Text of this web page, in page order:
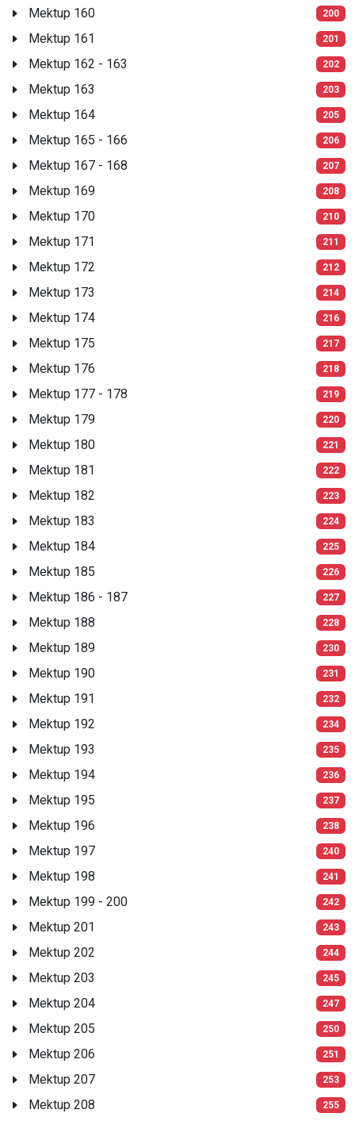
Mektup 160 200
Mektup 161 201
Mektup 162 - 163 202
Mektup 163 203
Mektup 164 205
Mektup 165 - 166 206
Mektup 167 - 168 207
Mektup 169 208
Mektup 170 210
Mektup 171 211
Mektup 172 212
Mektup 173 214
Mektup 174 216
Mektup 175 217
Mektup 176 218
Mektup 177 - 178 219
Mektup 179 220
Mektup 180 221
Mektup 181 222
Mektup 182 223
Mektup 183 224
Mektup 184 225
Mektup 185 226
Mektup 186 - 187 227
Mektup 188 228
Mektup 189 230
Mektup 190 231
Mektup 191 232
Mektup 192 234
Mektup 193 235
Mektup 194 236
Mektup 195 237
Mektup 196 238
Mektup 197 240
Mektup 198 241
Mektup 199 - 200 242
Mektup 201 243
Mektup 202 244
Mektup 203 245
Mektup 204 247
Mektup 205 250
Mektup 206 251
Mektup 207 253
Mektup 208 255